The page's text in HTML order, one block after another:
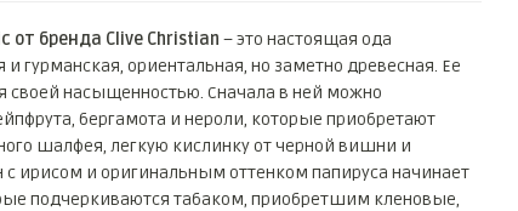
от бренда Clive Christian – это настоящая ода
гурманская, ориентальная, но заметно древесная. Ее
своей насыщенностью. Сначала в ней можно
бергамота и нероли, которые приобретают
шалфея, легкую кислинку от черной вишни и
ирисом и оригинальным оттенком папируса начинает
подчеркиваются табаком, приобретшим кленовые,